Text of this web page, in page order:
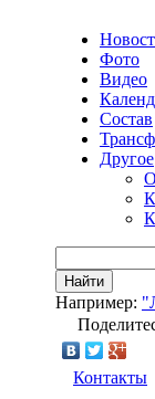
Фото
Видео
Состав
Другое
Найти
Например:
Контакты